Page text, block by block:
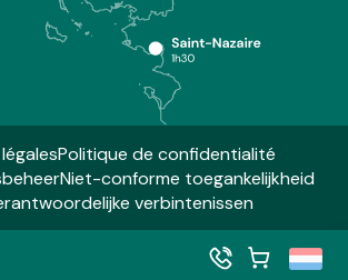
Politique de confidentialité
Niet-conforme toegankelijkheid
verbintenissen